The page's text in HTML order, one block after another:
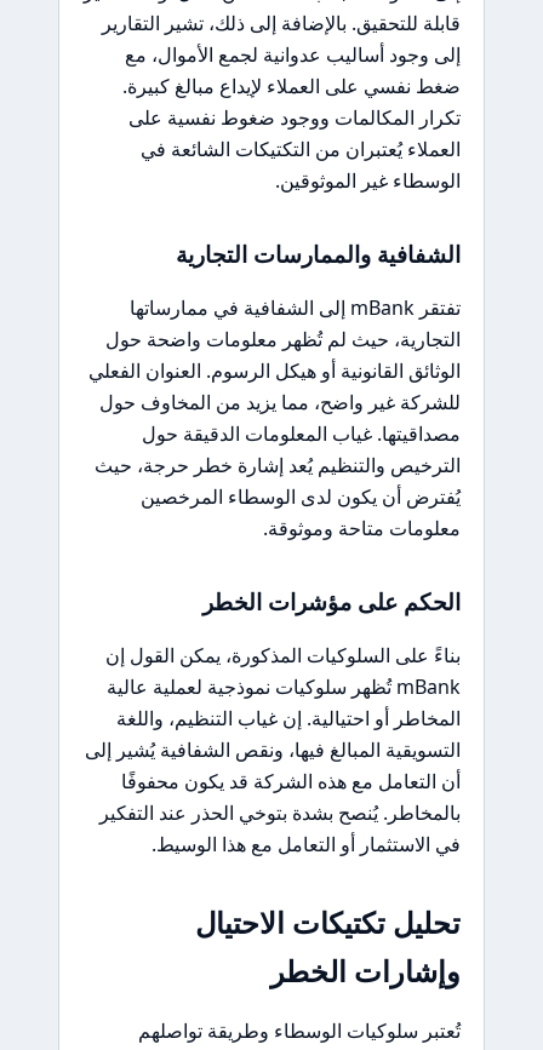
قابلة للتحقيق. بالإضافة إلى ذلك، تشير التقارير
إلى وجود أساليب عدوانية لجمع الأموال، مع
ضغط نفسي على العملاء لإيداع مبالغ كبيرة.
تكرار المكالمات ووجود ضغوط نفسية على
العملاء يُعتبران من التكتيكات الشائعة في
الوسطاء غير الموثوقين.
الشفافية والممارسات التجارية
تفتقر mBank إلى الشفافية في ممارساتها
التجارية، حيث لم تُظهر معلومات واضحة حول
الوثائق القانونية أو هيكل الرسوم. العنوان الفعلي
للشركة غير واضح، مما يزيد من المخاوف حول
مصداقيتها. غياب المعلومات الدقيقة حول
الترخيص والتنظيم يُعد إشارة خطر حرجة، حيث
يُفترض أن يكون لدى الوسطاء المرخصين
معلومات متاحة وموثوقة.
الحكم على مؤشرات الخطر
بناءً على السلوكيات المذكورة، يمكن القول إن
mBank تُظهر سلوكيات نموذجية لعملية عالية
المخاطر أو احتيالية. إن غياب التنظيم، واللغة
التسويقية المبالغ فيها، ونقص الشفافية يُشير إلى
أن التعامل مع هذه الشركة قد يكون محفوفًا
بالمخاطر. يُنصح بشدة بتوخي الحذر عند التفكير
في الاستثمار أو التعامل مع هذا الوسيط.
تحليل تكتيكات الاحتيال
وإشارات الخطر
تُعتبر سلوكيات الوسطاء وطريقة تواصلهم